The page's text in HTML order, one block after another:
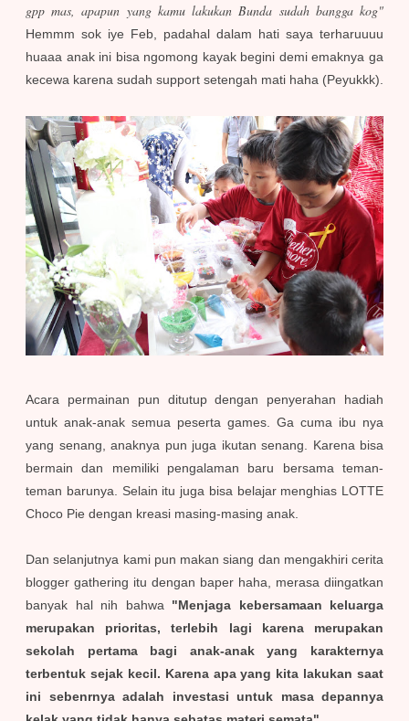
gpp mas, apapun yang kamu lakukan Bunda sudah bangga kog"
Hemmm sok iye Feb, padahal dalam hati saya terharuuuu
huaaa anak ini bisa ngomong kayak begini demi emaknya ga
kecewa karena sudah support setengah mati haha (Peyukkk).
Acara permainan pun ditutup dengan penyerahan hadiah
untuk anak-anak semua peserta games. Ga cuma ibu nya
yang senang, anaknya pun juga ikutan senang. Karena bisa
bermain dan memiliki pengalaman baru bersama teman-
teman barunya. Selain itu juga bisa belajar menghias LOTTE
Choco Pie dengan kreasi masing-masing anak.
Dan selanjutnya kami pun makan siang dan mengakhiri cerita
blogger gathering itu dengan baper haha, merasa diingatkan
banyak hal nih bahwa "Menjaga kebersamaan keluarga
merupakan prioritas, terlebih lagi karena merupakan
sekolah pertama bagi anak-anak yang karakternya
terbentuk sejak kecil. Karena apa yang kita lakukan saat
ini sebenrnya adalah investasi untuk masa depannya